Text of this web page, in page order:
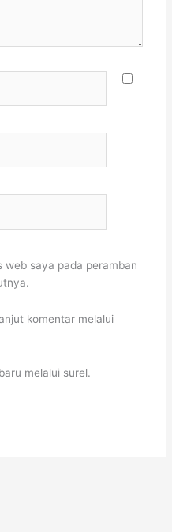
web saya pada peramban
komentar melalui
melalui surel.